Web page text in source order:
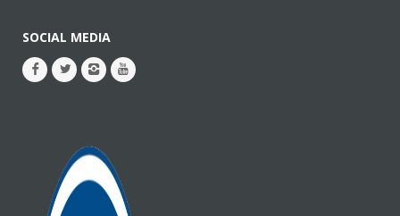
SOCIAL MEDIA